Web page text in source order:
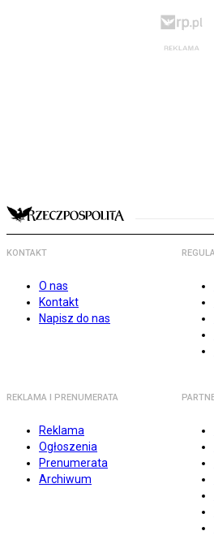
KONTAKT
O nas
Kontakt
Napisz do nas
REKLAMA I PRENUMERATA
Reklama
Ogłoszenia
Prenumerata
Archiwum